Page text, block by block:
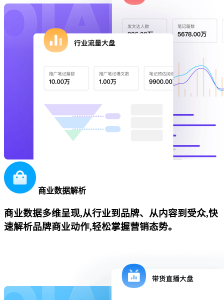
商业数据解析
商业数据多维呈现,从行业到品牌、从内容到受众,快
速解析品牌商业动作,轻松掌握营销态势。